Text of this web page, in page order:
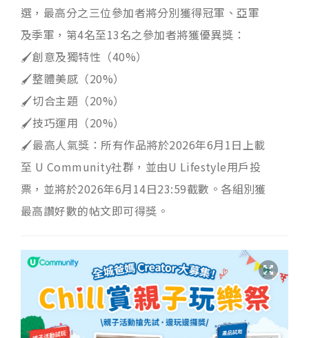
選，最高分之三位參加者將分別獲得冠軍、亞軍
及季軍，第4名至13名之參加者將獲優異獎：
🖌️創意及獨特性（40%）
🖌️整體美感（20%）
🖌️切合主題（20%）
🖌️技巧運用（20%）
🖌️最高人氣獎：所有作品將於2026年6月1日上載
至 U Community社群，並由U Lifestyle用戶投
票，並將於2026年6月14日23:59截數。各組別獲
最高讚好數的帖文即可得獎。